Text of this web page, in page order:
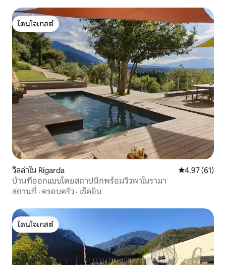
โดนใจเกสต์
โดนใจเกสต์
วิลล่าใน Rigarda คะแนนเฉลี่ย
4.97 (61)
บ้านที่ออกแบบโดยสถาปนิกพร้อมวิวพาโนรามา
สถานที่ · ครอบครัว · เช็คอิน
โดนใจเกสต์
โดนใจเกสต์